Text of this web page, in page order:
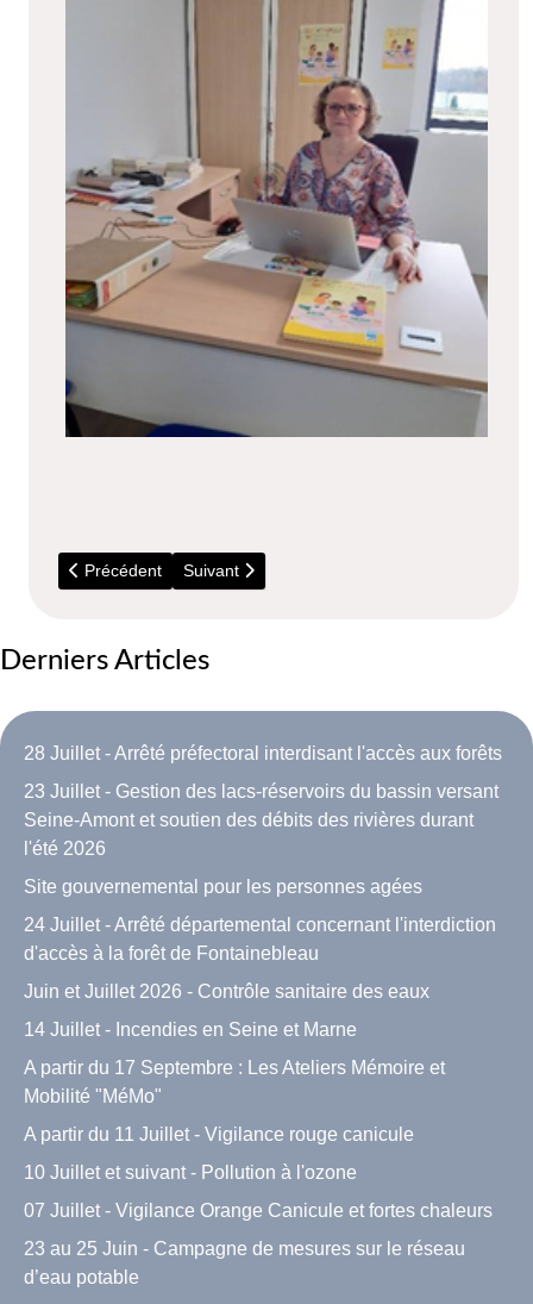
Article précédent : Crèche Occasionnelle
Précédent Article suivant : Informations Relais assistants
Suivant
Derniers Articles
28 Juillet - Arrêté préfectoral interdisant l'accès aux forêts
23 Juillet - Gestion des lacs-réservoirs du bassin versant
Seine-Amont et soutien des débits des rivières durant
l'été 2026
Site gouvernemental pour les personnes agées
24 Juillet - Arrêté départemental concernant l'interdiction
d'accès à la forêt de Fontainebleau
Juin et Juillet 2026 - Contrôle sanitaire des eaux
14 Juillet - Incendies en Seine et Marne
A partir du 17 Septembre : Les Ateliers Mémoire et
Mobilité "MéMo"
A partir du 11 Juillet - Vigilance rouge canicule
10 Juillet et suivant - Pollution à l'ozone
07 Juillet - Vigilance Orange Canicule et fortes chaleurs
23 au 25 Juin - Campagne de mesures sur le réseau
d’eau potable